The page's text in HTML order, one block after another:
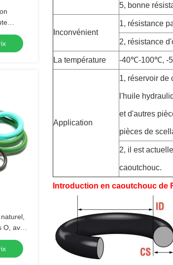
avec
5, bonne
Inconvénient
1, résistance
2, résistance
La température -40℃-100℃, -
Application
1, réservoir de
l'huile
et d'autres
pièces de
2, il est
caoutchouc.
Introduction en caoutchouc de